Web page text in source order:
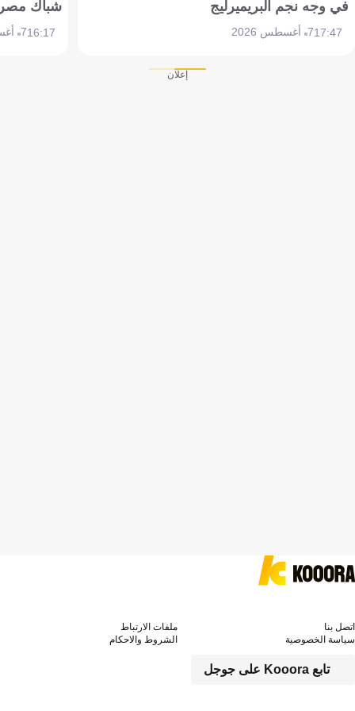
في وجه نجم البريميرليج
17:477 أغسطس 2026
شباك
16:177 أغسطس 2026
إعلان
تابع Kooora على جوجل
اتصل بنا
ملفات الارتباط
سياسة الخصوصية
الشروط والاحكام